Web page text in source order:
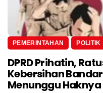
PEMERINTAHAN POLITIK
DPRD Prihatin,
Kebersihan
Menunggu Haknya